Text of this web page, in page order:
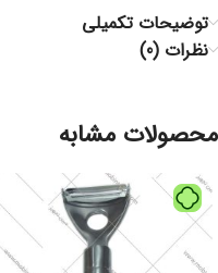
توضیحات تکمیلی
نظرات (0)
محصولات مشابه